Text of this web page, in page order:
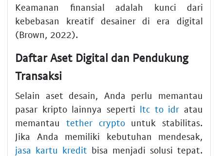
Keamanan finansial adalah kunci dari
kebebasan kreatif desainer di era digital
(Brown, 2022).
Daftar Aset Digital dan Pendukung
Transaksi
Selain aset desain, Anda perlu memantau
pasar kripto lainnya seperti ltc to idr atau
memantau tether cryptountuk stabilitas.
Jika Anda memiliki kebutuhan mendesak,
jasa kartu kredit bisa menjadi solusi tepat.